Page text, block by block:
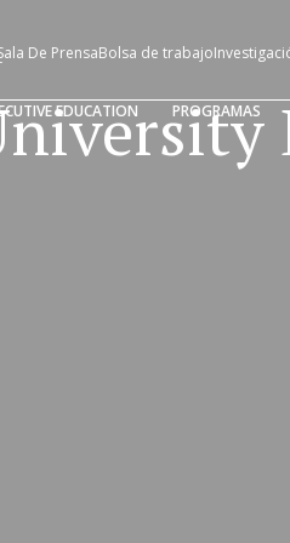
EDUCATION PROGRAMAS
De PrensaBolsa de trabajo